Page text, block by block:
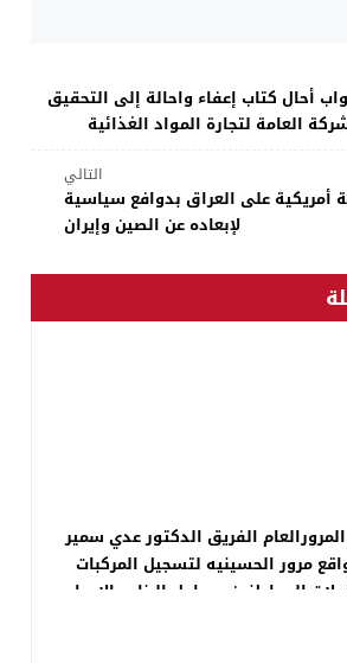
أحال كتاب إعفاء واحالة إلى التحقيق
العامة لتجارة المواد الغذائية
التالي
على العراق بدوافع سياسية
لإبعاده عن الصين وإيران
الفريق الدكتور عدي سمير
مرور الحسينيه لتسجيل المركبات
المواطنين ومراحل البناء والاعمار